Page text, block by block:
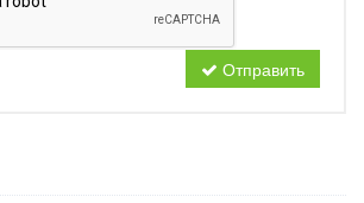
Отправить